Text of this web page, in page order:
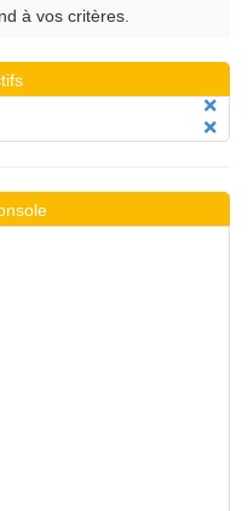
à vos critères.